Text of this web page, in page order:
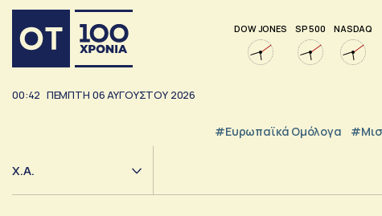
DOW JONES SP 500 NASDAQ
00:42 ΠΕΜΠΤΗ 06ΑΥΓΟΥΣΤΟΥ 2026
#Ευρωπαϊκά Ομόλογα
Χ.Α.